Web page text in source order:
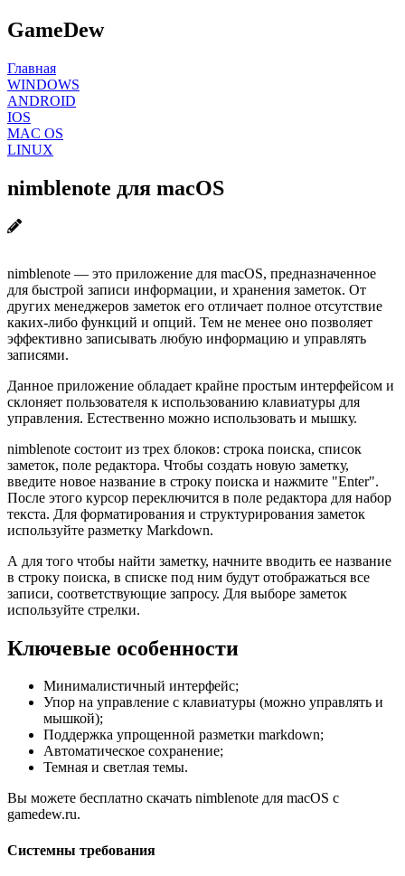
GameDew
Главная
WINDOWS
ANDROID
IOS
MAC OS
LINUX
nimblenote для macOS
nimblenote — это приложение для macOS, предназначенное
для быстрой записи информации, и хранения заметок. От
других менеджеров заметок его отличает полное отсутствие
каких-либо функций и опций. Тем не менее оно позволяет
эффективно записывать любую информацию и управлять
записями.
Данное приложение обладает крайне простым интерфейсом и
склоняет пользователя к использованию клавиатуры для
управления. Естественно можно использовать и мышку.
nimblenote состоит из трех блоков: строка поиска, список
заметок, поле редактора. Чтобы создать новую заметку,
введите новое название в строку поиска и нажмите "Enter".
После этого курсор переключится в поле редактора для набор
текста. Для форматирования и структурирования заметок
используйте разметку Markdown.
А для того чтобы найти заметку, начните вводить ее название
в строку поиска, в списке под ним будут отображаться все
записи, соответствующие запросу. Для выборе заметок
используйте стрелки.
Ключевые особенности
Минималистичный интерфейс;
Упор на управление с клавиатуры (можно управлять и
мышкой);
Поддержка упрощенной разметки markdown;
Автоматическое сохранение;
Темная и светлая темы.
Вы можете бесплатно скачать nimblenote для macOS с
gamedew.ru.
Системны требования